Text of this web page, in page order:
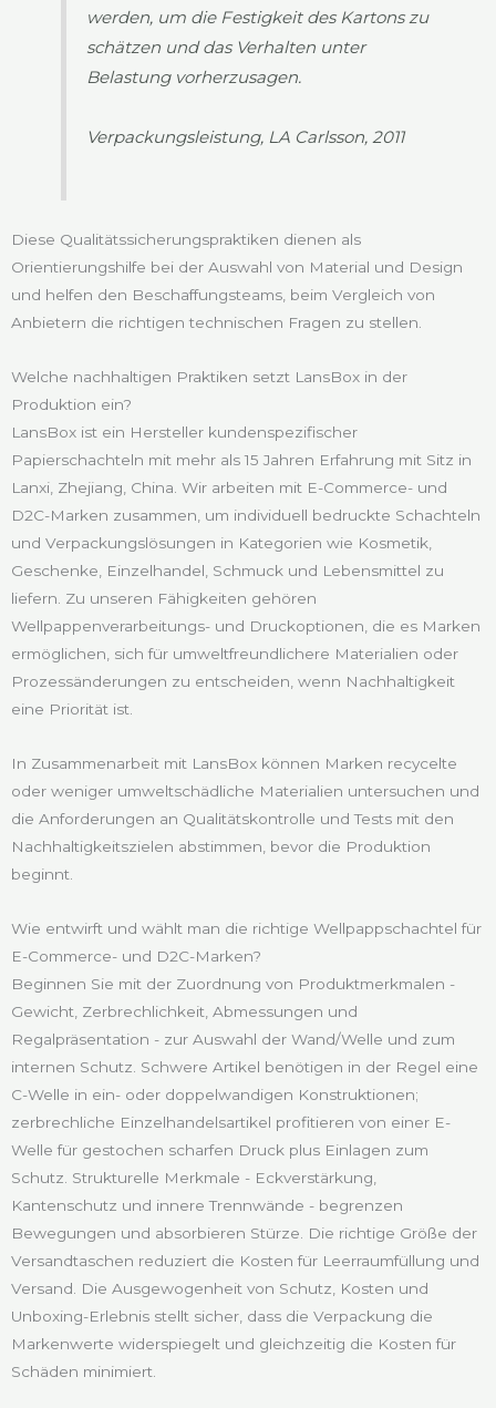
werden, um die Festigkeit des Kartons zu
schätzen und das Verhalten unter
Belastung vorherzusagen.
Verpackungsleistung, LA Carlsson, 2011
Diese Qualitätssicherungspraktiken dienen als
Orientierungshilfe bei der Auswahl von Material und Design
und helfen den Beschaffungsteams, beim Vergleich von
Anbietern die richtigen technischen Fragen zu stellen.
Welche nachhaltigen Praktiken setzt LansBox in der
Produktion ein?
LansBox ist ein Hersteller kundenspezifischer
Papierschachteln mit mehr als 15 Jahren Erfahrung mit Sitz in
Lanxi, Zhejiang, China. Wir arbeiten mit E-Commerce- und
D2C-Marken zusammen, um individuell bedruckte Schachteln
und Verpackungslösungen in Kategorien wie Kosmetik,
Geschenke, Einzelhandel, Schmuck und Lebensmittel zu
liefern. Zu unseren Fähigkeiten gehören
Wellpappenverarbeitungs- und Druckoptionen, die es Marken
ermöglichen, sich für umweltfreundlichere Materialien oder
Prozessänderungen zu entscheiden, wenn Nachhaltigkeit
eine Priorität ist.
In Zusammenarbeit mit LansBox können Marken recycelte
oder weniger umweltschädliche Materialien untersuchen und
die Anforderungen an Qualitätskontrolle und Tests mit den
Nachhaltigkeitszielen abstimmen, bevor die Produktion
beginnt.
Wie entwirft und wählt man die richtige Wellpappschachtel für
E-Commerce- und D2C-Marken?
Beginnen Sie mit der Zuordnung von Produktmerkmalen -
Gewicht, Zerbrechlichkeit, Abmessungen und
Regalpräsentation - zur Auswahl der Wand/Welle und zum
internen Schutz. Schwere Artikel benötigen in der Regel eine
C-Welle in ein- oder doppelwandigen Konstruktionen;
zerbrechliche Einzelhandelsartikel profitieren von einer E-
Welle für gestochen scharfen Druck plus Einlagen zum
Schutz. Strukturelle Merkmale - Eckverstärkung,
Kantenschutz und innere Trennwände - begrenzen
Bewegungen und absorbieren Stürze. Die richtige Größe der
Versandtaschen reduziert die Kosten für Leerraumfüllung und
Versand. Die Ausgewogenheit von Schutz, Kosten und
Unboxing-Erlebnis stellt sicher, dass die Verpackung die
Markenwerte widerspiegelt und gleichzeitig die Kosten für
Schäden minimiert.